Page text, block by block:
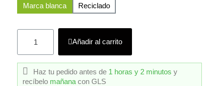
Marca blanca
Reciclado
Añadir al carrito
Haz tu pedido antes de 1 horas y 2 minutos y
recíbelo mañana con GLS